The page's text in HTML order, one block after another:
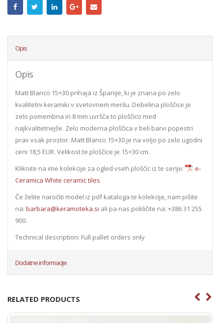
Opis
Opis
Matt Blanco 15×30 prihaja iz Španije, ki je znana po zelo
kvalitetni keramiki v svetovnem merilu. Debelina ploščice je
zelo pomembna in 8 mm uvršča to ploščico med
najkvalitetnejše. Zelo moderna ploščica v beli barvi popestri
prav vsak prostor. Matt Blanco 15×30 je na voljo po zelo ugodni
ceni 18,5 EUR. Velikost te ploščice je 15×30 cm.
Kliknite na ime kolekcije za ogled vseh ploščic iz te serije:
e-
Ceramica White ceramic tiles
Če želite naročiti model iz pdf kataloga te kolekcije, nam pišite
na: barbara@keramoteka.si ali pa nas pokličite na: +386 31 255
900.
Technical description: Full pallet orders only
Dodatne informacije
RELATED PRODUCTS